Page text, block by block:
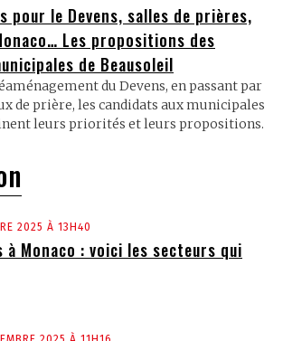
pour le Devens, salles de prières,
Les propositions des
de Beausoleil
du Devens, en passant par
de prière, les candidats aux municipales
leurs priorités et leurs propositions.
2025 À 13H40
à Monaco : voici les secteurs qui